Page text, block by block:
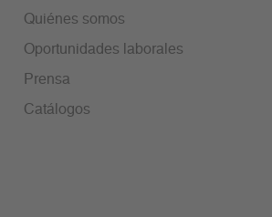
Quiénes somos
Oportunidades laborales
Prensa
Catálogos